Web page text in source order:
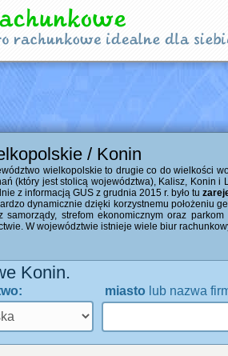
/ Konin
wielkopolskie to drugie co do wielkości
(który jest stolicą województwa), Kalisz, Konin
z informacją GUS z grudnia 2015 r. było tu
dynamicznie dzięki korzystnemu położeniu
samorządy, strefom ekonomicznym oraz
W województwie istnieje wiele biur
Konin.
miasto lub nazwa